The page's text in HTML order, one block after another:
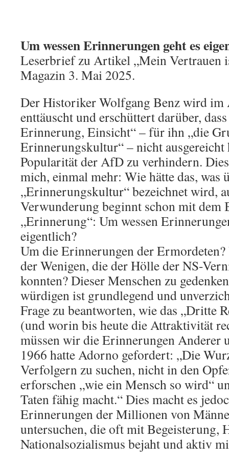
Um wessen Erinnerungen geht es
Leserbrief zu Artikel „Mein Vertrauen
Magazin 3. Mai 2025.
Der Historiker Wolfgang Benz wird im
enttäuscht und erschüttert darüber,
Erinnerung, Einsicht“ – für ihn „die
Erinnerungskultur“ – nicht ausgereicht
Popularität der AfD zu verhindern.
mich, einmal mehr: Wie hätte das, was
„Erinnerungskultur“ bezeichnet wird,
Verwunderung beginnt schon mit dem
„Erinnerung“: Um wessen
eigentlich?
Um die Erinnerungen der
der Wenigen, die der Hölle der NS-
konnten? Dieser Menschen zu
würdigen ist grundlegend und
Frage zu beantworten, wie das „Dritte
(und worin bis heute die Attraktivität
müssen wir die Erinnerungen Anderer
1966 hatte Adorno gefordert: „Die
Verfolgern zu suchen, nicht in den
erforschen „wie ein Mensch so wird“
Taten fähig macht.“ Dies macht es
Erinnerungen der Millionen von
untersuchen, die oft mit Begeisterung,
Nationalsozialismus bejaht und aktiv